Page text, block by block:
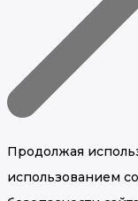
Продолжая
использованием